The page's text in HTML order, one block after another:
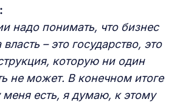
:
надо понимать, что бизнес
– это государство, это
которую ни один
не может. В конечном итоге
есть, я думаю, к этому